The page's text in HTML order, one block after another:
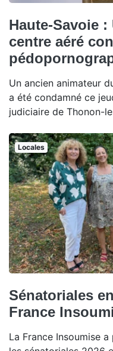
Haute-Savoie
centre aéré
Un ancien animateur
a été condamné ce
judiciaire de Thonon-
Locales
Sénatoriales
France
La France Insoumise